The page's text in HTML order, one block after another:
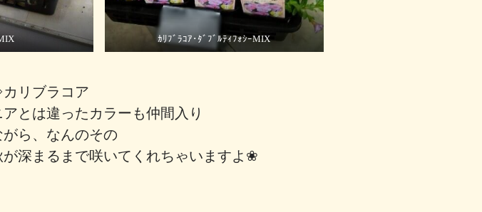
ｶﾘﾌﾞﾗｺｱ･ﾀﾞﾌﾞﾙﾃｨﾌｫｼｰMIX
カリブラコア
アとは違ったカラーも仲間入り
がら、なんのその
が深まるまで咲いてくれちゃいますよ❀